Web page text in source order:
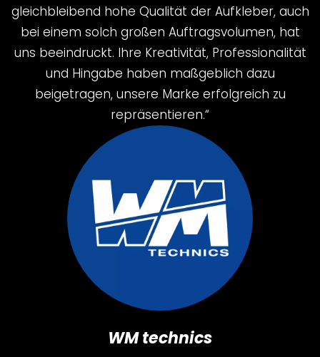
gleichbleibend hohe Qualität der Aufkleber, auch
bei einem solch großen Auftragsvolumen, hat
uns beeindruckt. Ihre Kreativität, Professionalität
und Hingabe haben maßgeblich dazu
beigetragen, unsere Marke erfolgreich zu
repräsentieren.“
WM technics